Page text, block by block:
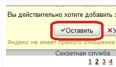
Мы - СКРАПБУКИНГ.РФ
04.12.2010
Дамы и господа! Вашему вниманию -
новость технического...Подробнее...
1 2 3 4